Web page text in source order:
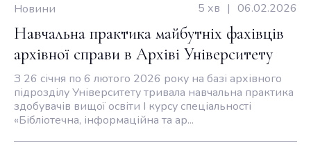
Новини 5 хв | 06.02.2026
Навчальна практика майбутніх фахівців
архівної справи в Архіві Університету
З 26 січня по 6 лютого 2026 року на базі архівного
підрозділу Університету тривала навчальна практика
здобувачів вищої освіти І курсу спеціальності
«Бібліотечна, інформаційна та ар...